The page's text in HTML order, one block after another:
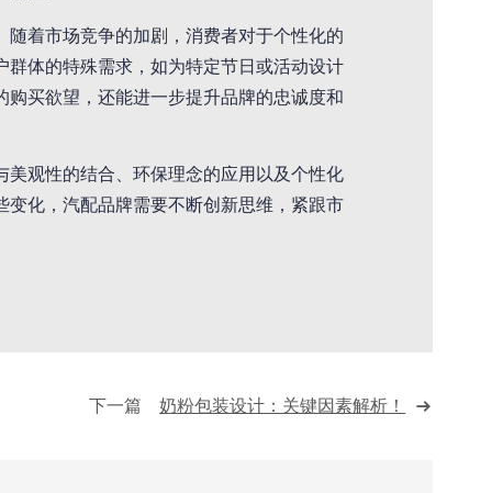
着市场竞争的加剧，消费者对于个性化的
体的特殊需求，如为特定节日或活动设计
买欲望，还能进一步提升品牌的忠诚度和
观性的结合、环保理念的应用以及个性化
化，汽配品牌需要不断创新思维，紧跟市
下一篇奶粉包装设计：关键因素解析！